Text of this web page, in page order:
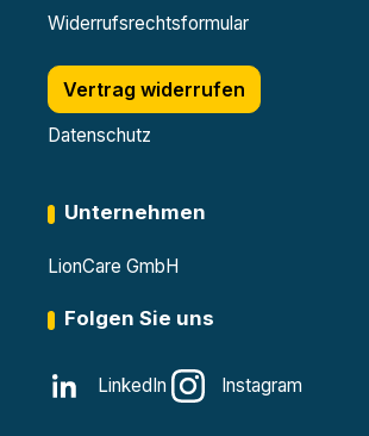
Widerrufsrechtsformular
Vertrag widerrufen
Datenschutz
Unternehmen
LionCare GmbH
Folgen Sie uns
LinkedIn Instagram